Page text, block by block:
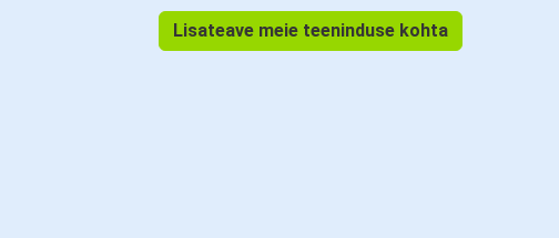
Lisateave meie teeninduse kohta